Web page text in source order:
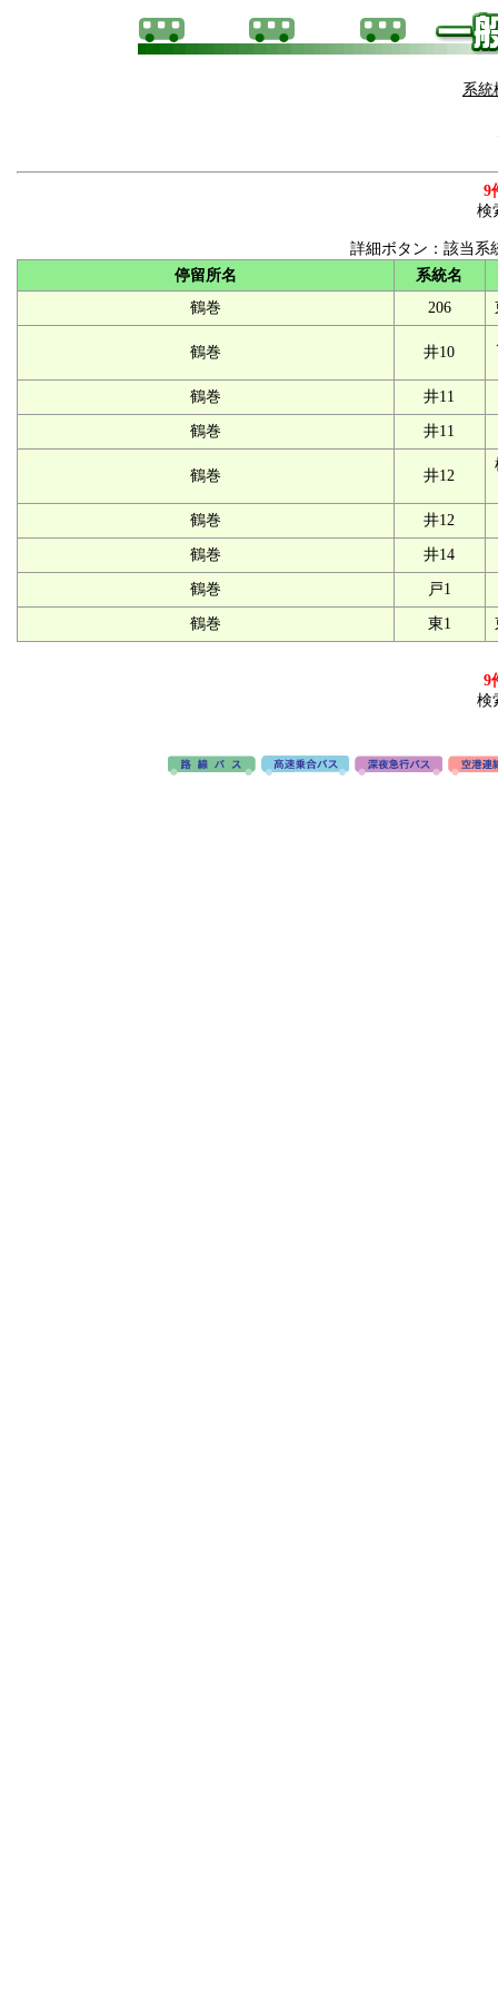
系統
9
検
詳細ボタン：該当系
停留所名
系統名
鶴巻
206
鶴巻 井10
鶴巻 井11
鶴巻 井11
鶴巻 井12
鶴巻 井12
鶴巻 井14
鶴巻 戸1
鶴巻 東1
9
検